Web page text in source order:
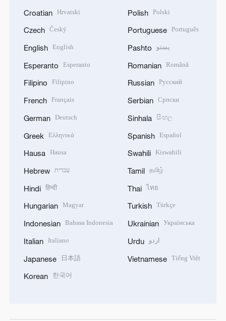
Croatian Hrvatski
Czech Český
English English
Esperanto Esperanto
Filipino Filipino
French Français
German Deutsch
Greek Ελληνικά
Hausa Hausa
Hebrew עברית
Hindi हिन्दी
Hungarian Magyar
Indonesian Bahasa Indonesia
Italian Italiano
Japanese 日本語
Korean 한국어
Polish Polski
Portuguese Português
Pashto پښتو
Romanian Română
Russian Русский
Serbian Српски
Sinhala සිංහල
Spanish Español
Swahili Kiswahili
Tamil தமிழ்
Thai ไทย
Turkish Türkçe
Ukrainian Українська
Urdu اردو
Vietnamese Tiếng Việt